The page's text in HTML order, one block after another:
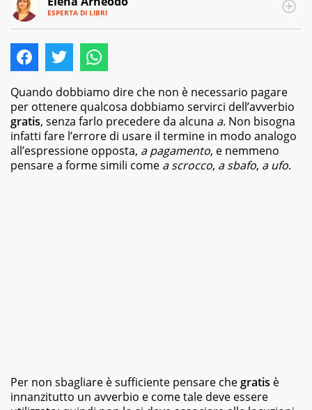
ESPERTA DI LIBRI
MAIL
autrice,
editor
copywriter
per
editrici,
magazine
e
siti
romanzi
della
letteratura
Quando dobbiamo dire che non è necessario pagare
per ottenere qualcosa dobbiamo servirci dell’avverbio
gratis, senza farlo precedere da alcuna a. Non bisogna
infatti fare l’errore di usare il termine in modo analogo
all’espressione opposta, a pagamento, e nemmeno
pensare a forme simili come a scrocco, a sbafo, a ufo.
Per non sbagliare è sufficiente pensare chegratis è
innanzitutto un avverbio e come tale deve essere